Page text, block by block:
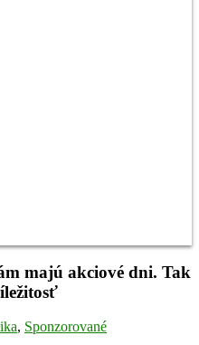
majú akciové dni. Tak
, Sponzorované